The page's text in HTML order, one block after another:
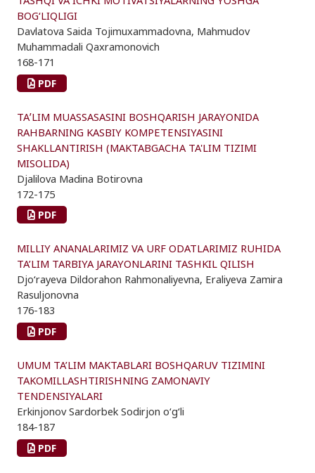
BOG‘LIQLIGI
Davlatova Saida Tojimuxammadovna, Mahmudov
Muhammadali Qaxramonovich
168-171
PDF
TAʼLIM MUASSASASINI BOSHQARISH JARAYONIDA
RAHBARNING KASBIY KOMPETENSIYASINI
SHAKLLANTIRISH (MAKTABGACHA TA'LIM TIZIMI
MISOLIDA)
Djalilova Madina Botirovna
172-175
PDF
MILLIY ANANALARIMIZ VA URF ODATLARIMIZ RUHIDA
TA’LIM TARBIYA JARAYONLARINI TASHKIL QILISH
Djo‘rayeva Dildorahon Rahmonaliyevna, Eraliyeva Zamira
Rasuljonovna
176-183
PDF
UMUM TA’LIM MAKTABLARI BOSHQARUV TIZIMINI
TAKOMILLASHTIRISHNING ZAMONAVIY
TENDENSIYALARI
Erkinjonov Sardorbek Sodirjon o‘g‘li
184-187
PDF